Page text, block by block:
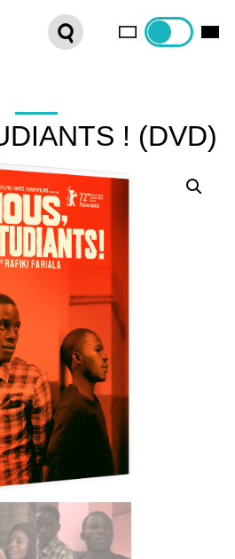
CONTACT
SALES
! (DVD)